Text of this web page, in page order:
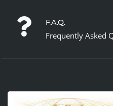
F.A.Q.
Frequently Asked